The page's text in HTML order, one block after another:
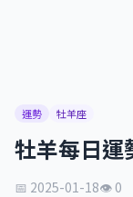
運勢 牡羊座
牡羊每日
📅 2025-01-18👁 0